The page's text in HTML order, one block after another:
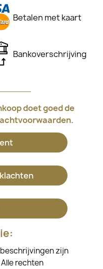
Betalen met kaart
Bankoverschrijving
doet goed de
zijn
rechten